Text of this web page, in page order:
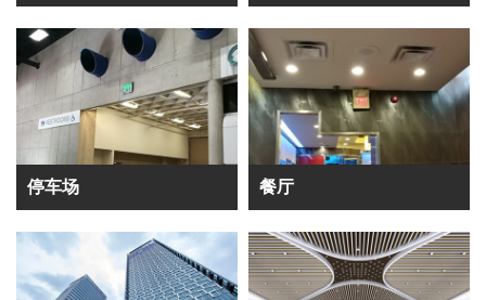
停车场 餐厅